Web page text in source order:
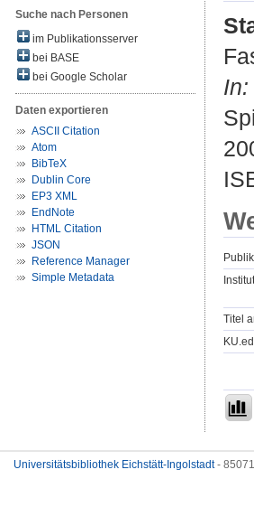
Suche nach Personen
im Publikationsserver
bei BASE
bei Google Scholar
Daten exportieren
ASCII Citation
Atom
BibTeX
Dublin Core
EP3 XML
EndNote
HTML Citation
JSON
Reference Manager
Simple Metadata
In:
Titel
Universitätsbibliothek Eichstätt-Ingolstadt-